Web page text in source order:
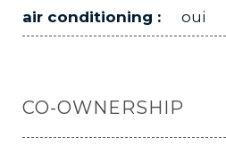
air conditioning : oui
CO-OWNERSHIP